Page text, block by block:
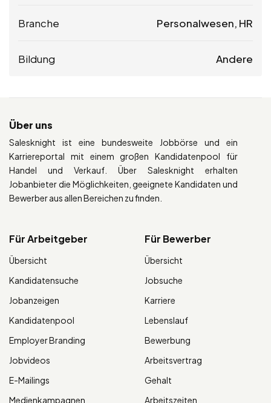
Branche Personalwesen, HR
Bildung Andere
Über uns
Salesknight ist eine bundesweite Jobbörse und ein
Karriereportal mit einem großen Kandidatenpool für
Handel und Verkauf. Über Salesknight erhalten
Jobanbieter die Möglichkeiten, geeignete Kandidaten und
Bewerber aus allen Bereichen zu finden.
Für Arbeitgeber
Übersicht
Kandidatensuche
Jobanzeigen
Kandidatenpool
Employer Branding
Jobvideos
E-Mailings
Medienkampagnen
Für Bewerber
Übersicht
Jobsuche
Karriere
Lebenslauf
Bewerbung
Arbeitsvertrag
Gehalt
Arbeitszeiten